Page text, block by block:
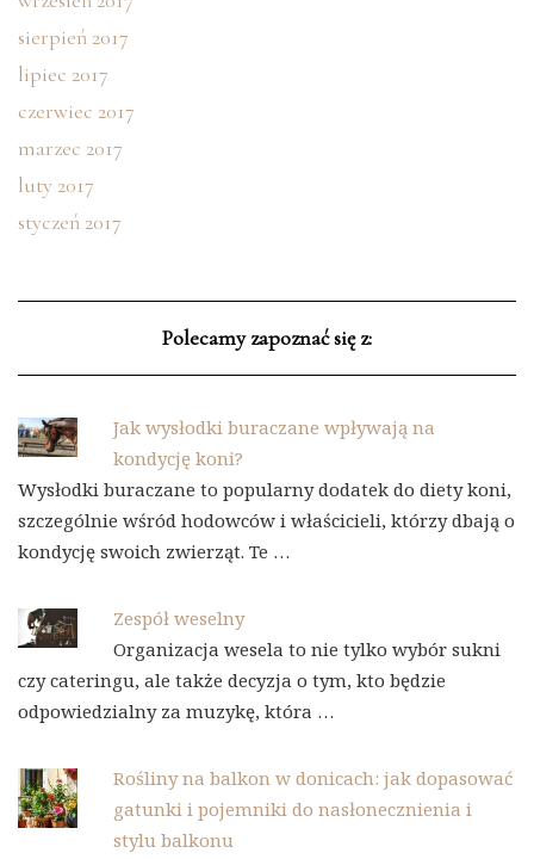
sierpień 2017
lipiec 2017
czerwiec 2017
marzec 2017
luty 2017
styczeń 2017
Polecamy zapoznać się z:
Jak wysłodki buraczane wpływają na
kondycję koni?
Wysłodki buraczane to popularny dodatek do diety koni,
szczególnie wśród hodowców i właścicieli, którzy dbają o
kondycję swoich zwierząt. Te …
Zespół weselny
Organizacja wesela to nie tylko wybór sukni
czy cateringu, ale także decyzja o tym, kto będzie
odpowiedzialny za muzykę, która …
Rośliny na balkon w donicach: jak dopasować
gatunki i pojemniki do nasłonecznienia i
stylu balkonu